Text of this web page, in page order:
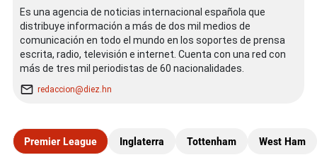
Es una agencia de noticias internacional española que
distribuye información a más de dos mil medios de
comunicación en todo el mundo en los soportes de prensa
escrita, radio, televisión e internet. Cuenta con una red con
más de tres mil periodistas de 60 nacionalidades.
redaccion@diez.hn
Premier League Inglaterra Tottenham West Ham